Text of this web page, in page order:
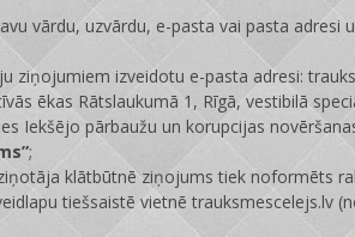
vārdu, uzvārdu, e-pasta vai pasta adresi
ziņojumiem izveidotu e-pasta adresi:
ēkas Rātslaukumā 1, Rīgā, vestibilā
Iekšējo pārbaužu un korupcijas
;
klātbūtnē ziņojums tiek noformēts
tiešsaistē vietnē trauksmescelejs.lv